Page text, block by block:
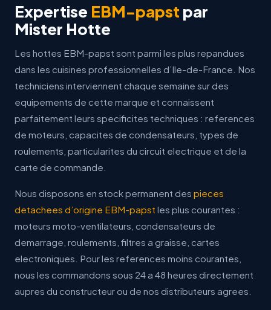
Expertise EBM-papst par
Mister Hotte
Les hottes EBM-papst sont parmi les plus repandues
dans les cuisines professionnelles d’Ile-de-France. Nos
techniciens interviennent chaque semaine sur des
equipements de cette marque et connaissent
parfaitement leurs specificites techniques : references
de moteurs, capacites de condensateurs, types de
roulements, particularites du circuit electrique et de la
carte de commande.
Nous disposons en stock permanent des pieces
detachees d’origine EBM-papst les plus courantes :
moteurs moto-ventilateurs, condensateurs de
demarrage, roulements, filtres a graisse, cartes
electroniques. Pour les references moins courantes,
nous les commandons sous 24 a 48 heures directement
aupres du constructeur ou de nos distributeurs agrees.